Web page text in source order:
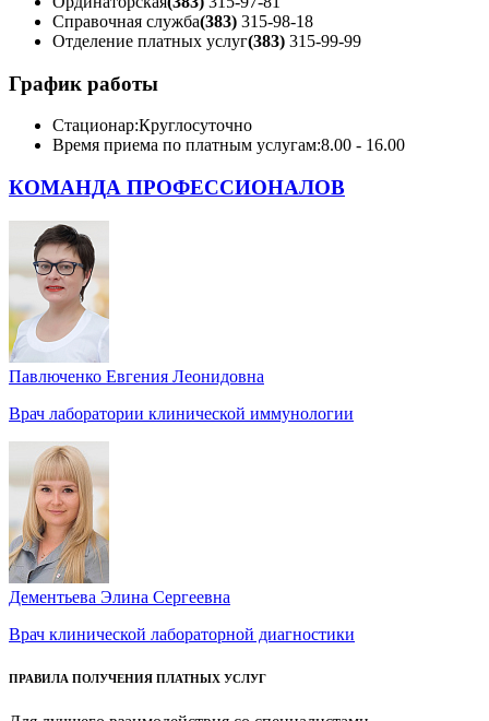
Справочная служба(383) 315-98-18
Отделение платных услуг(383) 315-99-99
График работы
Стационар:Круглосуточно
Время приема по платным услугам:8.00 - 16.00
КОМАНДА ПРОФЕССИОНАЛОВ
Павлюченко Евгения Леонидовна
Врач лаборатории клинической иммунологии
Дементьева Элина Сергеевна
Врач клинической лабораторной диагностики
ПРАВИЛА ПОЛУЧЕНИЯ ПЛАТНЫХ УСЛУГ